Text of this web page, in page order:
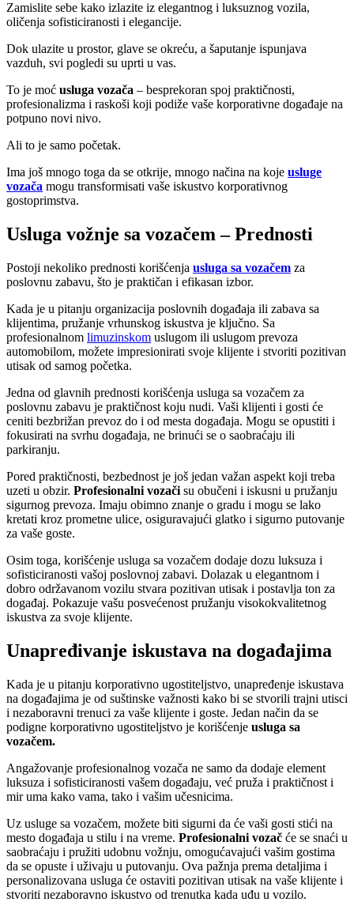
Zamislite sebe kako izlazite iz elegantnog i luksuznog vozila,
oličenja sofisticiranosti i elegancije.
Dok ulazite u prostor, glave se okreću, a šaputanje ispunjava
vazduh, svi pogledi su uprti u vas.
To je moć usluga vozača – besprekoran spoj praktičnosti,
profesionalizma i raskoši koji podiže vaše korporativne događaje na
potpuno novi nivo.
Ali to je samo početak.
Ima još mnogo toga da se otkrije, mnogo načina na koje usluge
vozača mogu transformisati vaše iskustvo korporativnog
gostoprimstva.
Usluga vožnje sa vozačem – Prednosti
Postoji nekoliko prednosti korišćenja usluga sa vozačem za
poslovnu zabavu, što je praktičan i efikasan izbor.
Kada je u pitanju organizacija poslovnih događaja ili zabava sa
klijentima, pružanje vrhunskog iskustva je ključno. Sa
profesionalnom limuzinskom uslugom ili uslugom prevoza
automobilom, možete impresionirati svoje klijente i stvoriti pozitivan
utisak od samog početka.
Jedna od glavnih prednosti korišćenja usluga sa vozačem za
poslovnu zabavu je praktičnost koju nudi. Vaši klijenti i gosti će
ceniti bezbrižan prevoz do i od mesta događaja. Mogu se opustiti i
fokusirati na svrhu događaja, ne brinući se o saobraćaju ili
parkiranju.
Pored praktičnosti, bezbednost je još jedan važan aspekt koji treba
uzeti u obzir. Profesionalni vozači su obučeni i iskusni u pružanju
sigurnog prevoza. Imaju obimno znanje o gradu i mogu se lako
kretati kroz prometne ulice, osiguravajući glatko i sigurno putovanje
za vaše goste.
Osim toga, korišćenje usluga sa vozačem dodaje dozu luksuza i
sofisticiranosti vašoj poslovnoj zabavi. Dolazak u elegantnom i
dobro održavanom vozilu stvara pozitivan utisak i postavlja ton za
događaj. Pokazuje vašu posvećenost pružanju visokokvalitetnog
iskustva za svoje klijente.
Unapređivanje iskustava na događajima
Kada je u pitanju korporativno ugostiteljstvo, unapređenje iskustava
na događajima je od suštinske važnosti kako bi se stvorili trajni utisci
i nezaboravni trenuci za vaše klijente i goste. Jedan način da se
podigne korporativno ugostiteljstvo je korišćenje usluga sa
vozačem.
Angažovanje profesionalnog vozača ne samo da dodaje element
luksuza i sofisticiranosti vašem događaju, već pruža i praktičnost i
mir uma kako vama, tako i vašim učesnicima.
Uz usluge sa vozačem, možete biti sigurni da će vaši gosti stići na
mesto događaja u stilu i na vreme. Profesionalni vozač će se snaći u
saobraćaju i pružiti udobnu vožnju, omogućavajući vašim gostima
da se opuste i uživaju u putovanju. Ova pažnja prema detaljima i
personalizovana usluga će ostaviti pozitivan utisak na vaše klijente i
stvoriti nezaboravno iskustvo od trenutka kada uđu u vozilo.